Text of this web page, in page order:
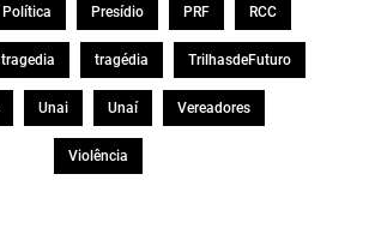
Política Presídio PRF RCC
tragedia tragédia TrilhasdeFuturo
Unai Unaí Vereadores
Violência